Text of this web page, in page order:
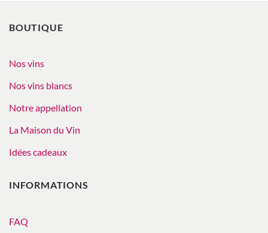
BOUTIQUE
Nos vins
Nos vins blancs
Notre appellation
La Maison du Vin
Idées cadeaux
INFORMATIONS
FAQ